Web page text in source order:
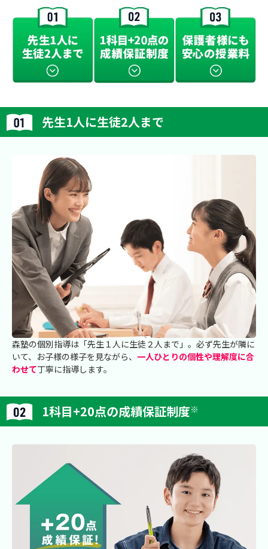
先生1人に生徒2人まで
森塾の個別指導は「先生１人に生徒２人まで」。必ず先生が隣に
いて、お子様の様子を見ながら、 一人ひとりの個性や理解度に合
わせて丁寧に指導します。
1科目+20点の成績保証制度※